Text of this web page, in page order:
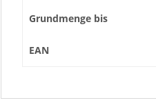
Grundmenge bis
EAN